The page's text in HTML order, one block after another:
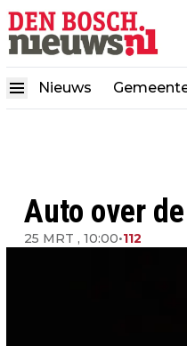
Nieuws
Auto over
25 MRT , 10:00•112